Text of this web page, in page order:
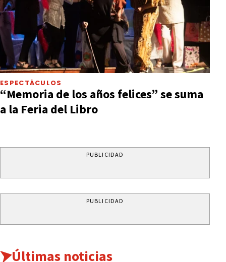
ESPECTÁCULOS
“Memoria de los años felices” se suma
a la Feria del Libro
PUBLICIDAD
PUBLICIDAD
Últimas noticias